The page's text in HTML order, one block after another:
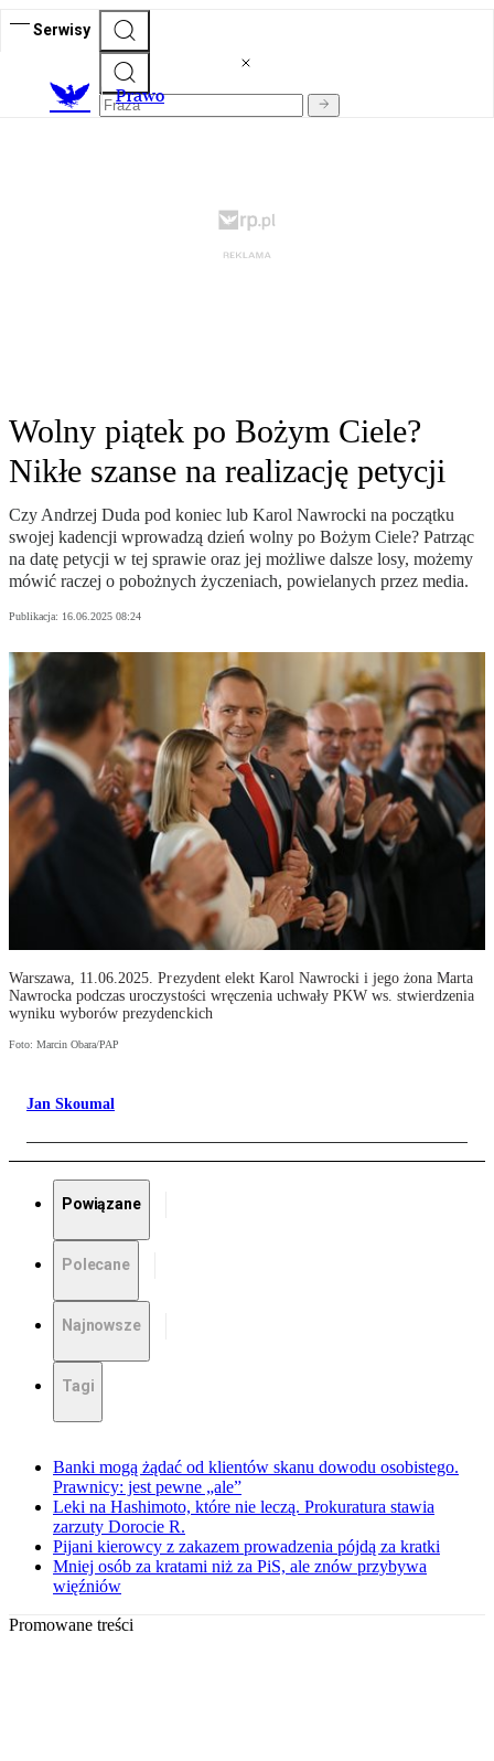
Serwisy
Prawo
Wolny piątek po Bożym Ciele?
Nikłe szanse na realizację petycji
Czy Andrzej Duda pod koniec lub Karol Nawrocki na początku
swojej kadencji wprowadzą dzień wolny po Bożym Ciele? Patrząc
na datę petycji w tej sprawie oraz jej możliwe dalsze losy, możemy
mówić raczej o pobożnych życzeniach, powielanych przez media.
Publikacja: 16.06.2025 08:24
Warszawa, 11.06.2025. Prezydent elekt Karol Nawrocki i jego żona Marta
Nawrocka podczas uroczystości wręczenia uchwały PKW ws. stwierdzenia
wyniku wyborów prezydenckich
Foto: Marcin Obara/PAP
Jan Skoumal
Powiązane
Polecane
Najnowsze
Tagi
Banki mogą żądać od klientów skanu dowodu osobistego.
Prawnicy: jest pewne „ale”
Leki na Hashimoto, które nie leczą. Prokuratura stawia
zarzuty Dorocie R.
Pijani kierowcy z zakazem prowadzenia pójdą za kratki
Mniej osób za kratami niż za PiS, ale znów przybywa
więźniów
Promowane treści